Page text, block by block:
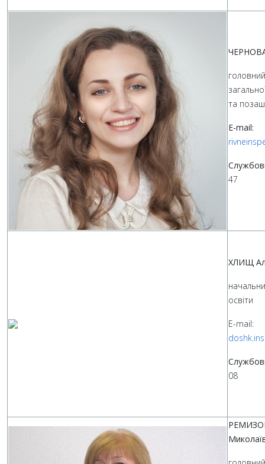
ЧЕРНОВА
головний
та
E-mail:
47
ХЛИЩ
освіти
E-mail:
08